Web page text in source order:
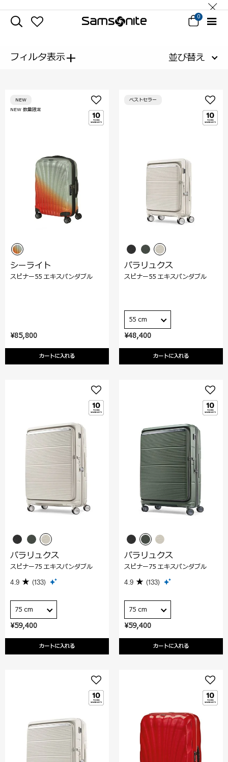
0
フィルタ表示+ 並び替え
¥85,800
カートに入れる
NEW 数量限定
NEW
シーライト
スピナー55 エキスパンダブル
¥48,400
カートに入れる
ベストセラー
パラリュクス
スピナー55 エキスパンダブル
55 cm
¥59,400
カートに入れる
パラリュクス
スピナー75 エキスパンダブル
4.9 (133)
75 cm
¥59,400
カートに入れる
パラリュクス
スピナー75 エキスパンダブル
4.9 (133)
75 cm